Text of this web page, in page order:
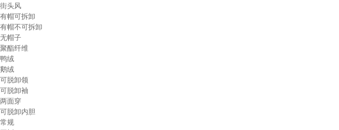
街头风
有帽可拆卸
有帽不可拆卸
无帽子
聚酯纤维
鸭绒
鹅绒
可脱卸领
可脱卸袖
两面穿
可脱卸内胆
常规